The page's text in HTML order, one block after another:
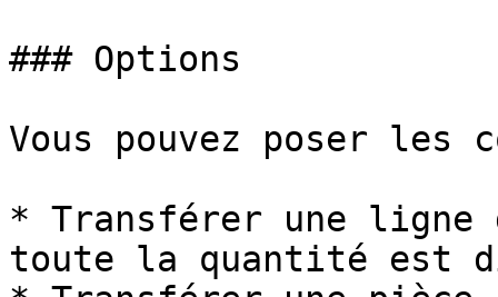
### Options
Vous pouvez poser
* Transférer une
toute la quantité est